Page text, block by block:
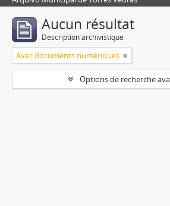
Aucun résultat
Description archivistique
Avec documents numériques
Options de recherche